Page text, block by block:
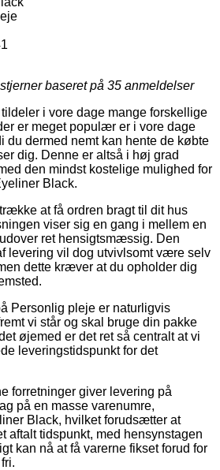
baseret på 35 anmeldelser
i vore dage mange forskellige
er meget populær er i vore dage
du dermed nemt kan hente de købte
dig. Denne er altså i høj grad
den mindst kostelige mulighed for
Black.
at få ordren bragt til dit hus
viser sig en gang i mellem en
ret hensigtsmæssig. Den
levering vil dog utvivlsomt være selv
dette kræver at du opholder dig
Personlig pleje er naturligvis
vi står og skal bruge din pakke
øjemed er det ret så centralt at vi
leveringstidspunkt for det
forretninger giver levering på
på en masse varenumre,
Black, hvilket forudsætter at
aftalt tidspunkt, med hensynstagen
kan nå at få varerne fikset forud for